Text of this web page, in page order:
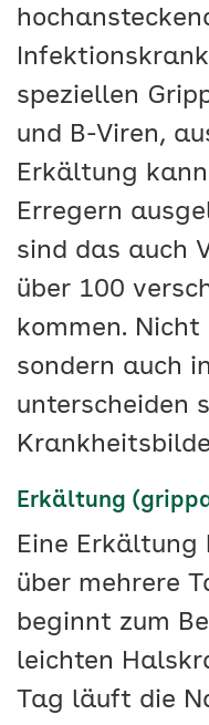
speziellen
und B-Viren,
Erkältung
Erregern
sind das auch
über 100
kommen.
sondern auch
unterscheiden
Erkältung
Eine
über mehrere
beginnt zum
leichten
Tag läuft die